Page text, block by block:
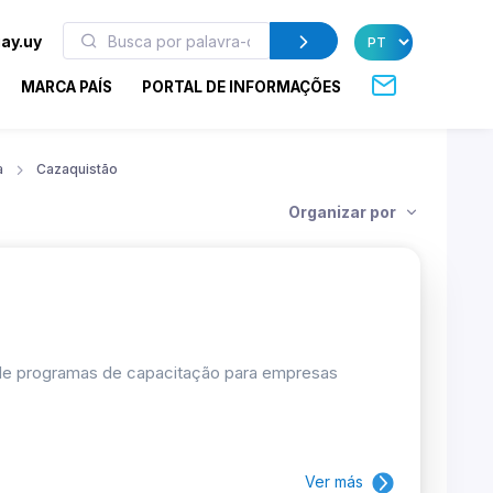
MARCA PAÍS PORTAL DE INFORMAÇÕES
Cazaquistão
Organizar por
programas de capacitação para empresas
Ver más